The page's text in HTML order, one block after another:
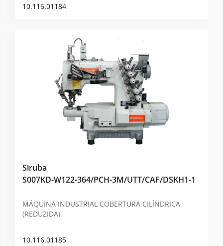
10.116.01184
Siruba
S007KD-W122-364/PCH-3M/UTT/CAF/DSKH1-1
MÁQUINA INDUSTRIAL COBERTURA CILÍNDRICA
(REDUZIDA)
10.116.01185